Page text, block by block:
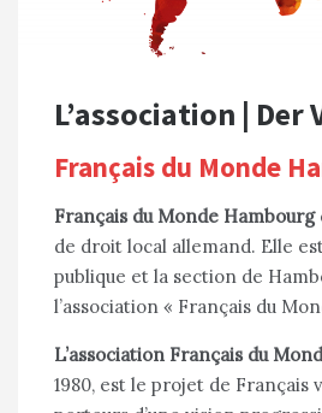
L’association | Der
Français du Monde
Français du Monde Hambourg
de droit local allemand. Elle
publique et la section de
l’association « Français du
L’association Français du
1980, est le projet de Français